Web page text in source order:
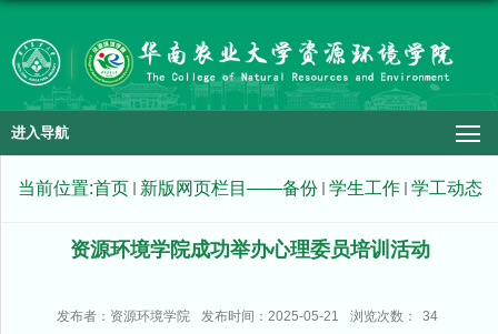
进入导航
当前位置:首页 新版网页栏目——备份 学生工作 学工动态
资源环境学院成功举办心理委员培训活动
发布者：资源环境学院 发布时间：2025-05-21 浏览次数： 34